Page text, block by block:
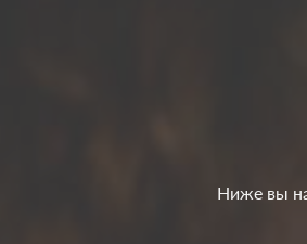
Ниже вы